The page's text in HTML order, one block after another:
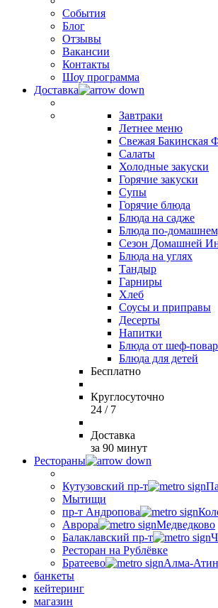
События
Блог
Отзывы
Вакансии
Контакты
Шоу программа
Доставка
Завтраки
Летнее меню
Свежая Бакинская
Салаты
Холодные закуски
Горячие закуски
Супы
Горячие блюда
Блюда на садже
Блюда по-
Сезон Домашней
Блюда на углях
Тандыр
Гарниры
Хлеб
Соусы и приправы
Десерты
Напитки
Блюда от шеф-
Блюда для детей
Бесплатно
Круглосуточно
24 / 7
Доставка
за 90 минут
Рестораны
Кутузовский пр-т
Мытищи
пр-т Андропова
Аврора
Медведково
Балаклавский пр-т
Ресторан на Рублёвке
Братеево
Алма-
банкеты
кейтеринг
магазин